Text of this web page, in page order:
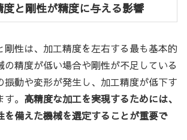
と剛性が精度に与える影響
剛性は、加工精度を左右する最も基本的
の精度が低い場合や剛性が不足している
振動や変形が発生し、加工精度が低下す
。 高精度な加工を実現するためには、
を備えた機械を選定することが重要で